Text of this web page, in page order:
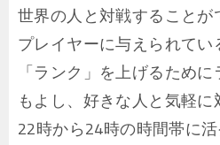
世界の人と対戦することが
プレイヤーに与えられて
「ランク」を上げるため
もよし、好きな人と気軽に
22時から24時の時間帯に